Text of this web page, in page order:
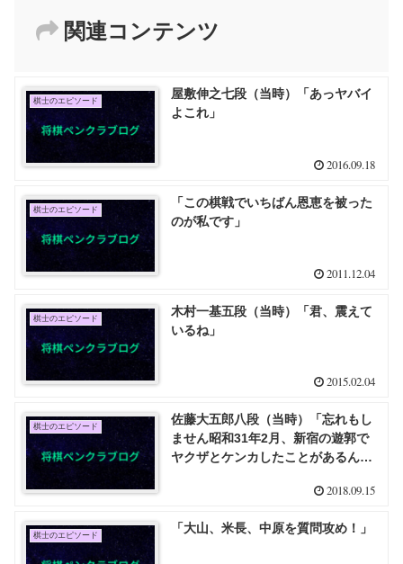
関連コンテンツ
棋士のエピソード
屋敷伸之七段（当時）「あっヤバイ
よこれ」
2016.09.18
棋士のエピソード
「この棋戦でいちばん恩恵を被った
のが私です」
2011.12.04
棋士のエピソード
木村一基五段（当時）「君、震えて
いるね」
2015.02.04
棋士のエピソード
佐藤大五郎八段（当時）「忘れもし
ません昭和31年2月、新宿の遊郭で
ヤクザとケンカしたことがあるんで
2018.09.15
棋士のエピソード 「大山、米長、中原を質問攻め！」